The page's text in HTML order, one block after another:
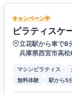
キャンペーン中
ピラティスケ
立花駅から車で8
兵庫県西宮市高
マシンピラティス
無料体験
駅から5